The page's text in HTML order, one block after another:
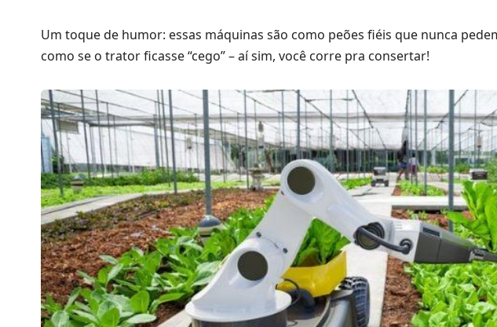
Um toque de humor: essas máquinas são como peões fiéis que nunca
como se o trator ficasse “cego” – aí sim, você corre pra consertar!